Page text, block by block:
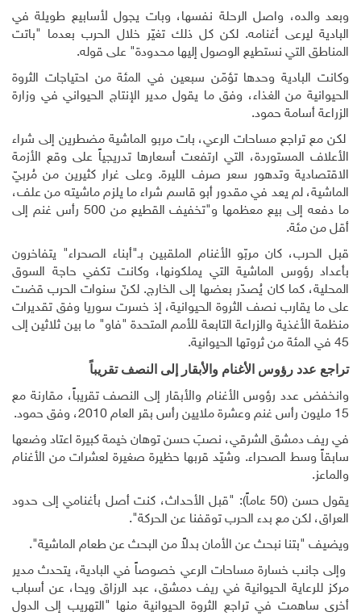
وبعد والده، واصل الرحلة نفسها، وبات يجول لأسابيع طويلة في
البادية ليرعى أغنامه. لكن كل ذلك تغيّر خلال الحرب بعدما "باتت
المناطق التي نستطيع الوصول إليها محدودة" على قوله.
وكانت البادية وحدها تؤمّن سبعين في المئة من احتياجات الثروة
الحيوانية من الغذاء، وفق ما يقول مدير الإنتاج الحيواني في وزارة
الزراعة أسامة حمود.
لكن مع تراجع مساحات الرعي، بات مربو الماشية مضطرين إلى شراء
الأعلاف المستوردة، التي ارتفعت أسعارها تدريجياً على وقع الأزمة
الاقتصادية وتدهور سعر صرف الليرة. وعلى غرار كثيرين من مُربيّ
الماشية، لم يعد في مقدور أبو قاسم شراء ما يلزم ماشيته من علف،
ما دفعه إلى بيع معظمها و"تخفيف القطيع من 500 رأس غنم إلى
أقل من مئة.
قبل الحرب، كان مربّو الأغنام الملقبين بـ"أبناء الصحراء" يتفاخرون
بأعداد رؤوس الماشية التي يملكونها، وكانت تكفي حاجة السوق
المحلية، كما كان يُصدّر بعضها إلى الخارج. لكنّ سنوات الحرب قضت
على ما يقارب نصف الثروة الحيوانية، إذ خسرت سوريا وفق تقديرات
منظمة الأغذية والزراعة التابعة للأمم المتحدة "فاو" ما بين ثلاثين إلى
45 في المئة من ثروتها الحيوانية.
تراجع عدد رؤوس الأغنام والأبقار إلى النصف تقريباً
وانخفض عدد رؤوس الأغنام والأبقار إلى النصف تقريباً، مقارنة مع
15 مليون رأس غنم وعشرة ملايين رأس بقر العام 2010، وفق حمود.
في ريف دمشق الشرقي، نصبَ حسن توهان خيمة كبيرة اعتاد وضعها
سابقاً وسط الصحراء. وشيّد قربها حظيرة صغيرة لعشرات من الأغنام
والماعز.
يقول حسن (50 عاماً): "قبل الأحداث، كنت أصل بأغنامي إلى حدود
العراق، لكن مع بدء الحرب توقفنا عن الحركة".
ويضيف "بتنا نبحث عن الأمان بدلاً من البحث عن طعام الماشية".
وإلى جانب خسارة مساحات الرعي خصوصاً في البادية، يتحدث مدير
مركز للرعاية الحيوانية في ريف دمشق، عبد الرزاق ويحا، عن أسباب
أخرى ساهمت في تراجع الثروة الحيوانية منها "التهريب إلى الدول